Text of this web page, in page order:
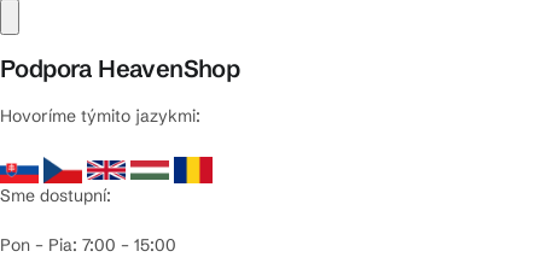
Podpora HeavenShop
Hovoríme týmito jazykmi:
Sme dostupní:
Pon – Pia: 7:00 – 15:00